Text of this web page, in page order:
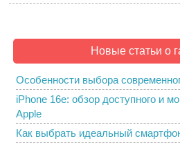
Новые статьи о
Особенности выбора
iPhone 16e: обзор доступного и
Apple
Как выбрать идеальный